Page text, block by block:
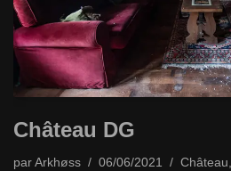
Château DG
par Arkhøss 06/06/2021 Château,